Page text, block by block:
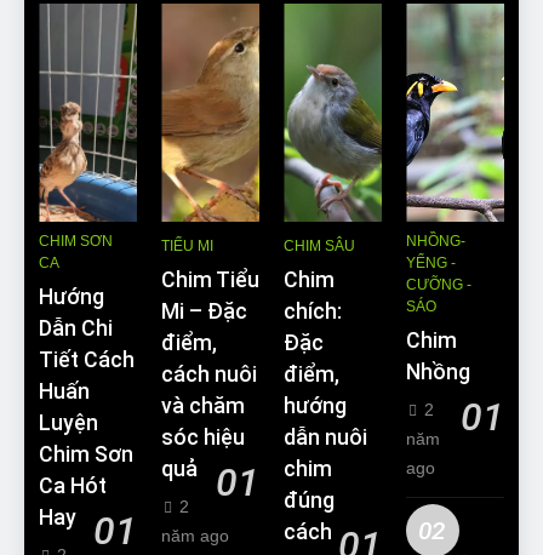
CHIM SƠN
CA
Hướng
Dẫn Chi
Tiết Cách
Huấn
Luyện
Chim Sơn
Ca Hót
Hay
01
TIỂU MI
Chim Tiểu
Mi – Đặc
điểm,
cách nuôi
và chăm
sóc hiệu
quả
01
2
năm ago
CHIM SÂU
Chim
chích:
Đặc
điểm,
hướng
dẫn nuôi
chim
đúng
cách 01
NHỒNG-
YỂNG -
CƯỠNG -
SÁO
Chim
Nhồng
01
2
năm
ago
02